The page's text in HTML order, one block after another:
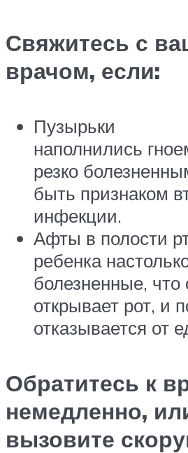
Свяжитесь с
врачом, если:
Пузырьки
наполнились
резко
быть признаком
инфекции.
Афты в полости
ребенка
болезненные, что
открывает рот, и
отказывается от
Обратитесь к
немедленно,
вызовите